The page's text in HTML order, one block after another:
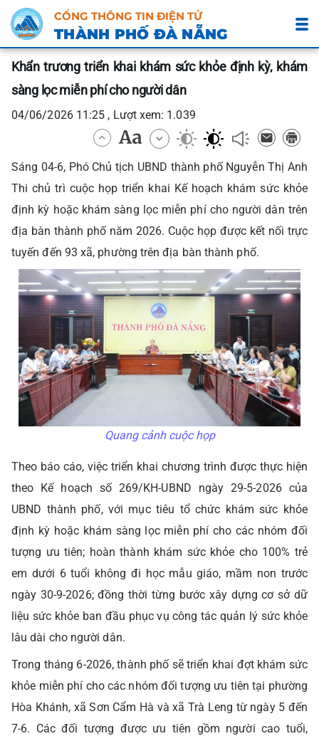
CỔNG THÔNG TIN ĐIỆN TỬ
THÀNH PHỐ ĐÀ NẴNG
Khẩn trương triển khai khám sức khỏe định kỳ, khám
sàng lọc miễn phí cho người dân
04/06/2026 11:25 , Lượt xem: 1.039
Sáng 04-6, Phó Chủ tịch UBND thành phố Nguyễn Thị Anh
Thi chủ trì cuộc họp triển khai Kế hoạch khám sức khỏe
định kỳ hoặc khám sàng lọc miễn phí cho người dân trên
địa bàn thành phố năm 2026. Cuộc họp được kết nối trực
tuyến đến 93 xã, phường trên địa bàn thành phố.
Quang cảnh cuộc họp
Theo báo cáo, việc triển khai chương trình được thực hiện
theo Kế hoạch số 269/KH-UBND ngày 29-5-2026 của
UBND thành phố, với mục tiêu tổ chức khám sức khỏe
định kỳ hoặc khám sàng lọc miễn phí cho các nhóm đối
tượng ưu tiên; hoàn thành khám sức khỏe cho 100% trẻ
em dưới 6 tuổi không đi học mẫu giáo, mầm non trước
ngày 30-9-2026; đồng thời từng bước xây dựng cơ sở dữ
liệu sức khỏe ban đầu phục vụ công tác quản lý sức khỏe
lâu dài cho người dân.
Trong tháng 6-2026, thành phố sẽ triển khai đợt khám sức
khỏe miễn phí cho các nhóm đối tượng ưu tiên tại phường
Hòa Khánh, xã Sơn Cẩm Hà và xã Trà Leng từ ngày 5 đến
7-6. Các đối tượng được ưu tiên gồm người cao tuổi,